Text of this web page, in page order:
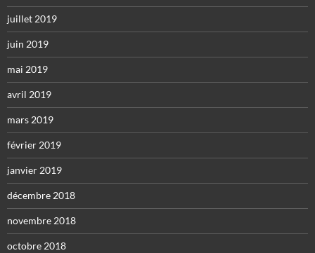
juillet 2019
juin 2019
mai 2019
avril 2019
mars 2019
février 2019
janvier 2019
décembre 2018
novembre 2018
octobre 2018